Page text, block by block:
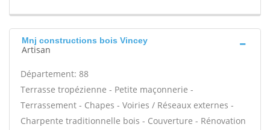
Mnj constructions bois Vincey
Artisan
Département: 88
Terrasse tropézienne - Petite maçonnerie -
Terrassement - Chapes - Voiries / Réseaux externes -
Charpente traditionnelle bois - Couverture - Rénovation